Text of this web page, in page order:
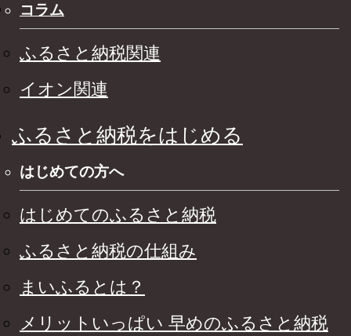
コラム
ふるさと納税関連
イオン関連
ふるさと納税をはじめる
はじめての方へ
はじめてのふるさと納税
ふるさと納税の仕組み
まいふるとは？
メリットいっぱい 早めのふるさと納税